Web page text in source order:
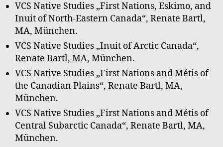
VCS Native Studies „First Nations, Eskimo, and
Inuit of North-Eastern Canada“, Renate Bartl,
MA, München.
VCS Native Studies „Inuit of Arctic Canada“,
Renate Bartl, MA, München.
VCS Native Studies „First Nations and Métis of
the Canadian Plains“, Renate Bartl, MA,
München.
VCS Native Studies „First Nations and Métis of
Central Subarctic Canada“, Renate Bartl, MA,
München.